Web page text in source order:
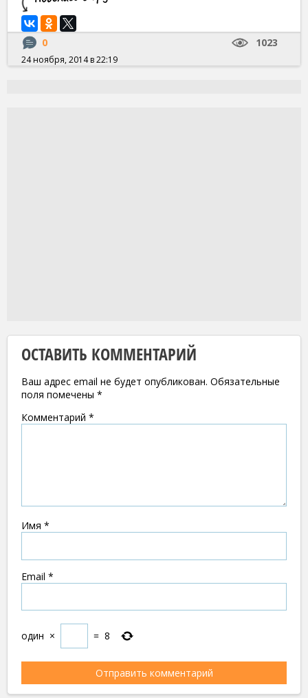
0 1023
24 ноября, 2014 в 22:19
ОСТАВИТЬ КОММЕНТАРИЙ
Ваш адрес email не будет опубликован. Обязательные
поля помечены *
Комментарий *
Имя *
Email *
один × = 8